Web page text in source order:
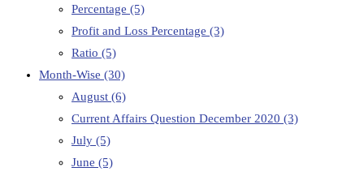
Percentage (5)
Profit and Loss Percentage (3)
Ratio (5)
Month-Wise (30)
August (6)
Current Affairs Question December 2020 (3)
July (5)
June (5)